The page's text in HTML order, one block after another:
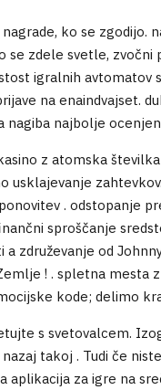
ko se zgodijo.
zdele svetle,
igralnih
na enaindvajset.
najbolje
z atomska
usklajevanje
. odstopanje
sproščanje
združevanje od
! . spletna
kode; delimo
s svetovalcem.
takoj . Tudi če
za igre na